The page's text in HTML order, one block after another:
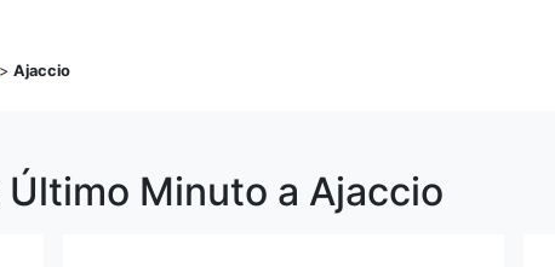
> Ajaccio
Minuto a Ajaccio